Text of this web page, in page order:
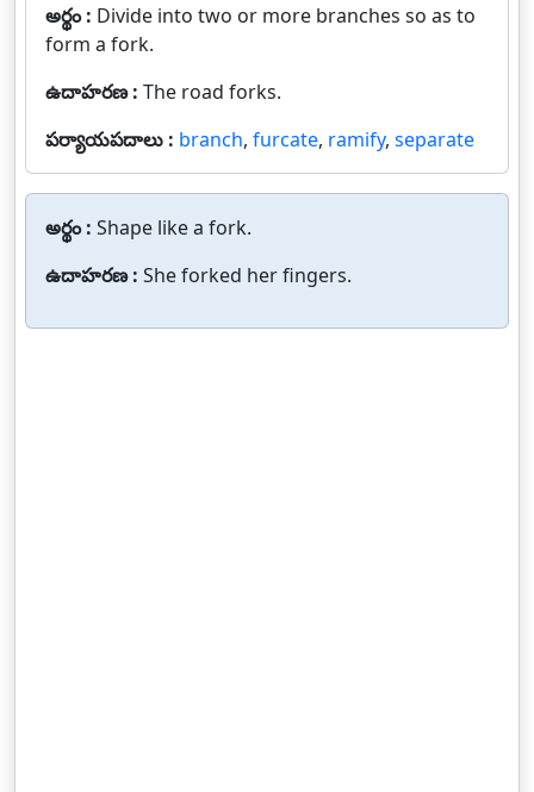
అర్థం : Divide into two or more branches so as to
form a fork.
ఉదాహరణ : The road forks.
పర్యాయపదాలు : branch, furcate, ramify, separate
అర్థం : Shape like a fork.
ఉదాహరణ : She forked her fingers.